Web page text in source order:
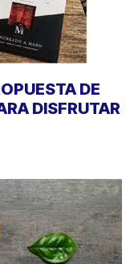
DE
DISFRUTAR